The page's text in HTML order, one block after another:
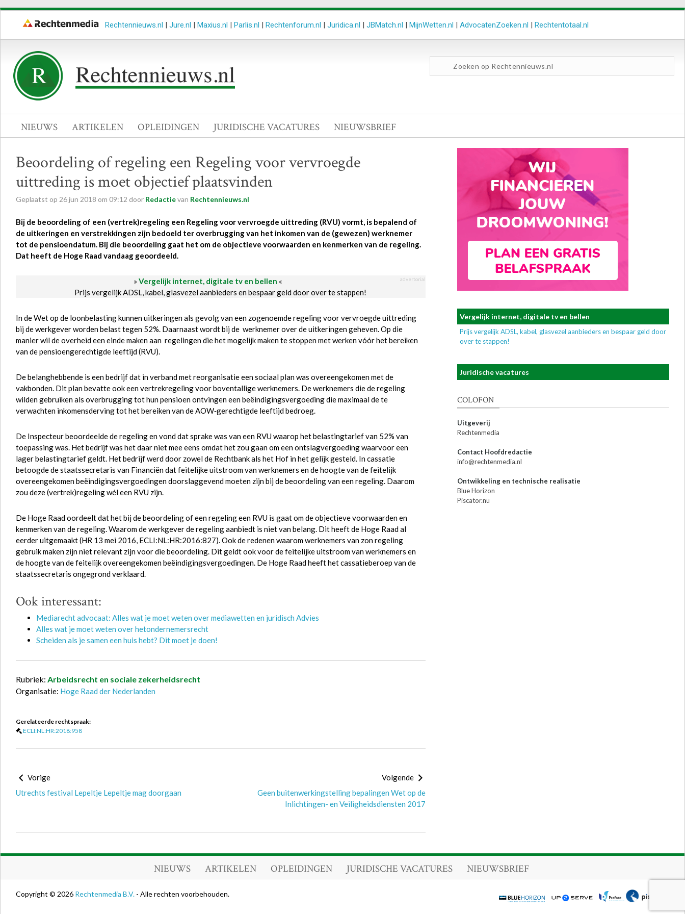
Rechtennieuws.nl | Jure.nl | Maxius.nl | Parlis.nl | Rechtenforum.nl | Juridica.nl | JBMatch.nl | MijnWetten.nl | AdvocatenZoeken.nl | Rechtentotaal.nl
NIEUWS ARTIKELEN OPLEIDINGEN JURIDISCHE VACATURES NIEUWSBRIEF
Beoordeling of regeling een Regeling voor vervroegde
uittreding is moet objectief plaatsvinden
Geplaatst op 26jun 2018 om 09:12 door Redactievan Rechtennieuws.nl
Bij de beoordeling of een (vertrek)regeling een Regeling voor vervroegde uittreding (RVU) vormt, is bepalend of
de uitkeringen en verstrekkingen zijn bedoeld ter overbrugging van het inkomen van de (gewezen) werknemer
tot de pensioendatum. Bij die beoordeling gaat het om de objectieve voorwaarden en kenmerken van de regeling.
Dat heeft de Hoge Raad vandaag geoordeeld.
» Vergelijk internet, digitale tv en bellen « advertorial
Prijs vergelijk ADSL, kabel, glasvezel aanbieders en bespaar geld door over te stappen!
In de Wet op de loonbelasting kunnen uitkeringen als gevolg van een zogenoemde regeling voor vervroegde uittreding
bij de werkgever worden belast tegen 52%. Daarnaast wordt bij de werknemer over de uitkeringen geheven. Op die
manier wil de overheid een einde maken aan regelingen die het mogelijk maken te stoppen met werken vóór het bereiken
van de pensioengerechtigde leeftijd (RVU).
De belanghebbende is een bedrijf dat in verband met reorganisatie een sociaal plan was overeengekomen met de
vakbonden. Dit plan bevatte ook een vertrekregeling voor boventallige werknemers. De werknemers die de regeling
wilden gebruiken als overbrugging tot hun pensioen ontvingen een beëindigingsvergoeding die maximaal de te
verwachten inkomensderving tot het bereiken van de AOW‑gerechtigde leeftijd bedroeg.
De Inspecteur beoordeelde de regeling en vond dat sprake was van een RVU waarop het belastingtarief van 52% van
toepassing was. Het bedrijf was het daar niet mee eens omdat het zou gaan om een ontslagvergoeding waarvoor een
lager belastingtarief geldt. Het bedrijf werd door zowel de Rechtbank als het Hof in het gelijk gesteld. In cassatie
betoogde de staatssecretaris van Financiën dat feitelijke uitstroom van werknemers en de hoogte van de feitelijk
overeengekomen beëindigingsvergoedingen doorslaggevend moeten zijn bij de beoordeling van een regeling. Daarom
zou deze (vertrek)regeling wél een RVU zijn.
De Hoge Raad oordeelt dat het bij de beoordeling of een regeling een RVU is gaat om de objectieve voorwaarden en
kenmerken van de regeling. Waarom de werkgever de regeling aanbiedt is niet van belang. Dit heeft de Hoge Raad al
eerder uitgemaakt (HR 13 mei 2016, ECLI:NL:HR:2016:827). Ook de redenen waarom werknemers van zon regeling
gebruik maken zijn niet relevant zijn voor die beoordeling. Dit geldt ook voor de feitelijke uitstroom van werknemers en
de hoogte van de feitelijk overeengekomen beëindigingsvergoedingen. De Hoge Raad heeft het cassatieberoep van de
staatssecretaris ongegrond verklaard.
Ook interessant:
Mediarecht advocaat: Alles wat je moet weten over mediawetten en juridisch Advies
Alles wat je moet weten over hetondernemersrecht
Scheiden als je samen een huis hebt? Dit moet je doen!
Rubriek: Arbeidsrecht en sociale zekerheidsrecht
Organisatie: Hoge Raad der Nederlanden
Gerelateerde rechtspraak:
ECLI:NL:HR:2018:958
Vorige
Utrechts festival Lepeltje Lepeltje mag doorgaan
Volgende
Geen buitenwerkingstelling bepalingen Wet op de
Inlichtingen- en Veiligheidsdiensten 2017
Vergelijk internet, digitale tv en bellen
Prijs vergelijk ADSL, kabel, glasvezel aanbieders en bespaar geld door
over te stappen!
Juridische vacatures
COLOFON
Uitgeverij
Rechtenmedia
Contact Hoofdredactie
info@rechtenmedia.nl
Ontwikkeling en technische realisatie
Blue Horizon
Piscator.nu
NIEUWS ARTIKELEN OPLEIDINGEN JURIDISCHE VACATURES NIEUWSBRIEF
Copyright © 2026 Rechtenmedia B.V. - Alle rechten voorbehouden.